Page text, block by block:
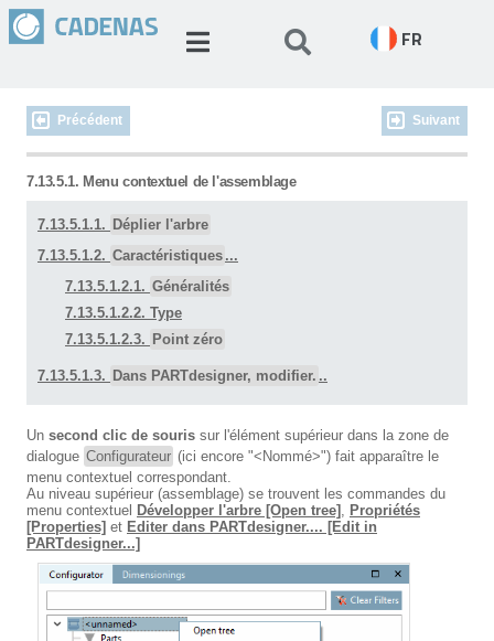
FR
Précédent Suivant
7.13.5.1. Menu contextuel de l'assemblage
7.13.5.1.1. Déplier l'arbre
7.13.5.1.2. Caractéristiques ...
7.13.5.1.2.1. Généralités
7.13.5.1.2.2. Type
7.13.5.1.2.3. Point zéro
7.13.5.1.3. Dans PARTdesigner, modifier. ..
Un second clic de souris sur l'élément supérieur dans la zone de
dialogue Configurateur (ici encore "<Nommé>") fait apparaître le
menu contextuel correspondant.
Au niveau supérieur (assemblage) se trouvent les commandes du
menu contextuel Développer l'arbre [Open tree] , Propriétés
[Properties] et Editer dans PARTdesigner.... [Edit in
PARTdesigner...]